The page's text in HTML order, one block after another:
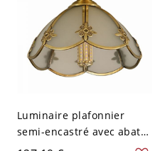
Luminaire plafonnier
semi-encastré avec abat-
jour en verre dépoli - 110